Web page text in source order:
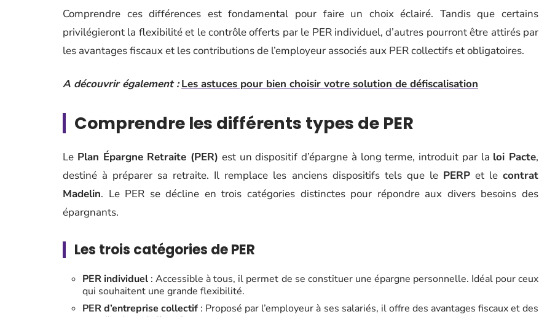
Comprendre ces différences est fondamental pour faire un choix éclairé. Tandis que certains
privilégieront la flexibilité et le contrôle offerts par le PER individuel, d’autres pourront être attirés par
les avantages fiscaux et les contributions de l’employeur associés aux PER collectifs et obligatoires.
A découvrir également : Les astuces pour bien choisir votre solution de défiscalisation
Comprendre les différents types de PER
Le Plan Épargne Retraite (PER) est un dispositif d’épargne à long terme, introduit par la loi Pacte,
destiné à préparer sa retraite. Il remplace les anciens dispositifs tels que le PERPet le contrat
Madelin. Le PER se décline en trois catégories distinctes pour répondre aux divers besoins des
épargnants.
Les trois catégories de PER
PER individuel : Accessible à tous, il permet de se constituer une épargne personnelle. Idéal pour ceux
qui souhaitent une grande flexibilité.
PER d’entreprise collectif : Proposé par l’employeur à ses salariés, il offre des avantages fiscaux et des